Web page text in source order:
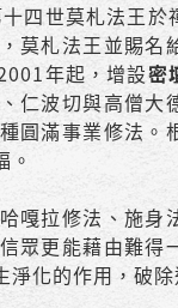
四世莫札法王
莫札法王並賜名
年起，增設密
仁波切與高僧大
圓滿事業修法
。
嘎拉修法、施身
眾更能藉由難
化的作用，破除